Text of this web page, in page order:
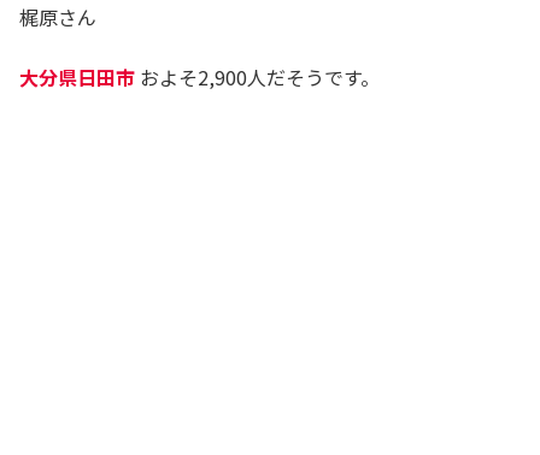
梶原さん
大分県日田市 およそ2,900人だそうです。